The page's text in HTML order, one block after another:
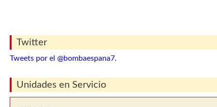
Twitter
Tweets por el @bombaespana7.
Unidades en Servicio